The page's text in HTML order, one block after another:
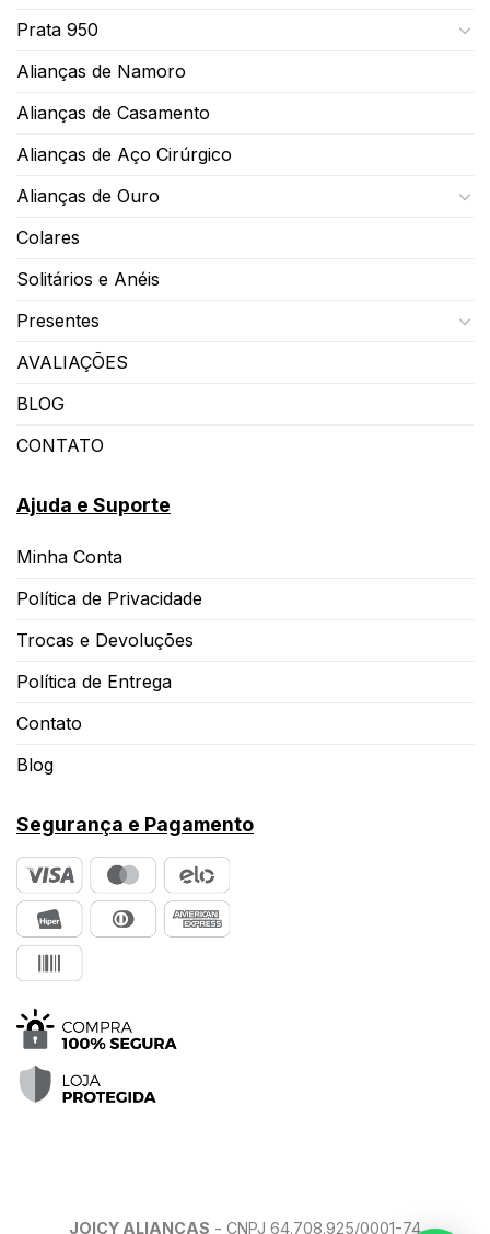
Prata 950
Alianças de Namoro
Alianças de Casamento
Alianças de Aço Cirúrgico
Alianças de Ouro
Colares
Solitários e Anéis
Presentes
AVALIAÇÕES
BLOG
CONTATO
Ajuda e Suporte
Minha Conta
Política de Privacidade
Trocas e Devoluções
Política de Entrega
Contato
Blog
Segurança e Pagamento
JOICY ALIANÇAS - CNPJ 64.708.925/0001-74